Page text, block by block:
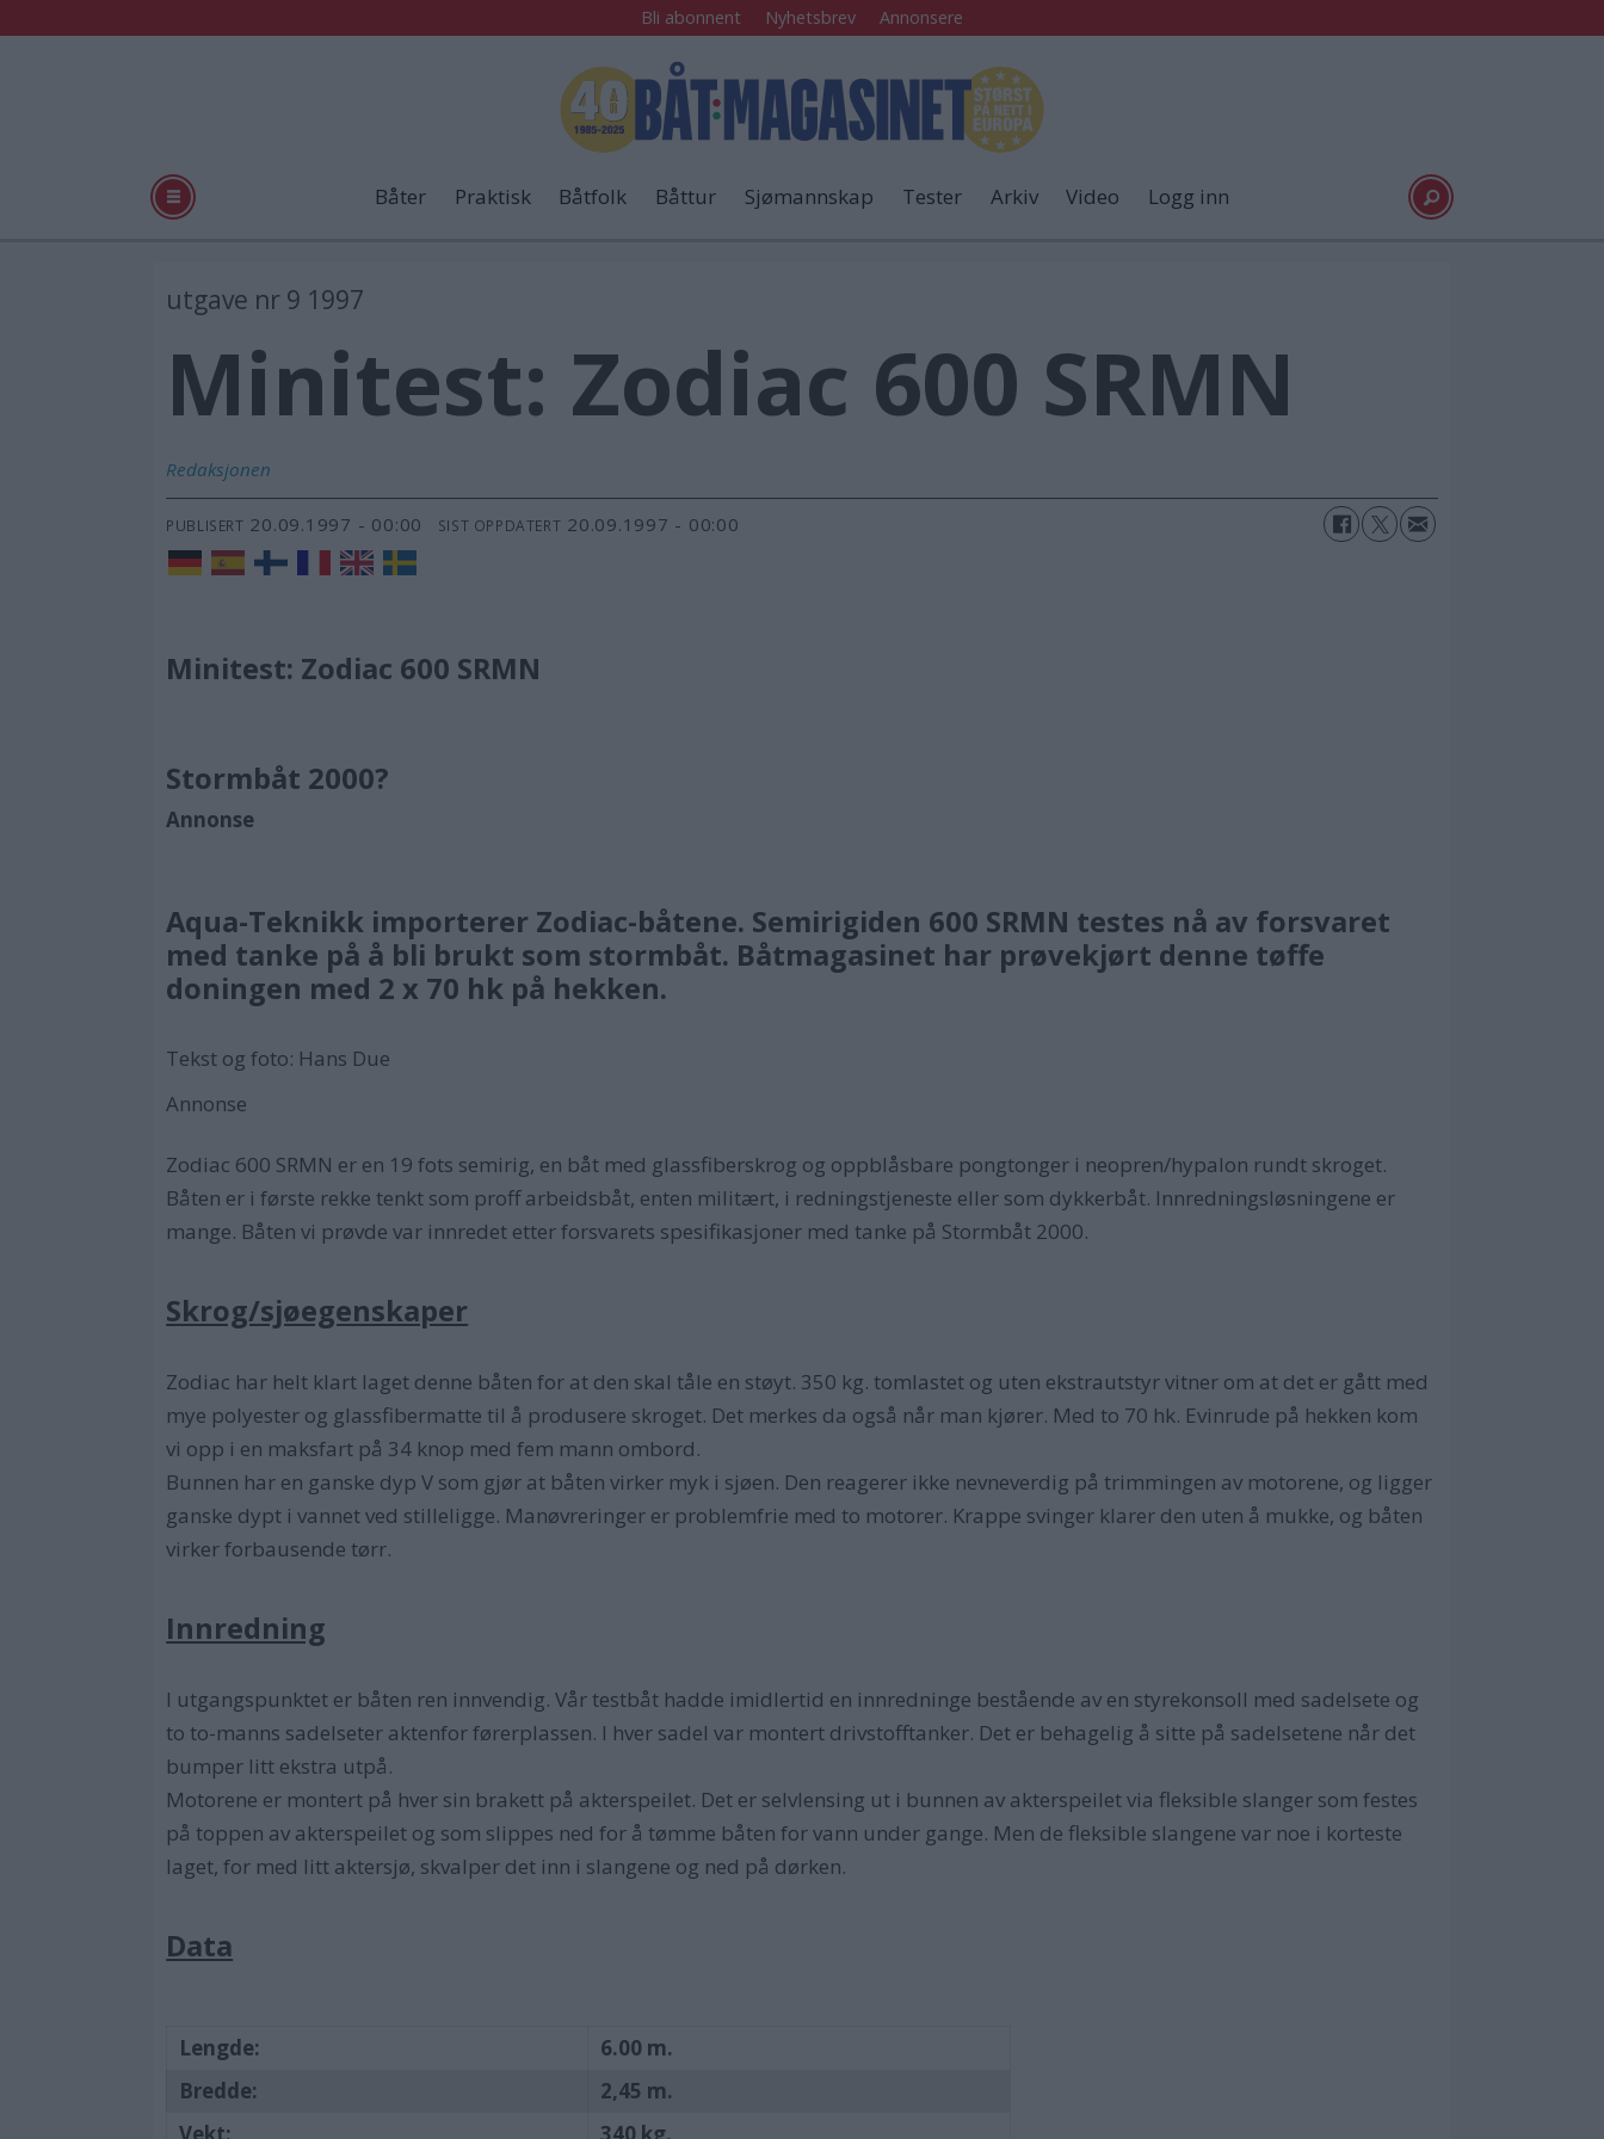
Bli abonnent Nyhetsbrev Annonsere
Båter Praktisk Båtfolk Båttur Sjømannskap Tester Arkiv Video Logg inn
utgave nr 9 1997
Minitest: Zodiac 600 SRMN
Redaksjonen
PUBLISERT 20.09.1997 - 00:00 SIST OPPDATERT 20.09.1997 - 00:00
Minitest: Zodiac 600 SRMN
Stormbåt 2000?
Annonse
Aqua-Teknikk importerer Zodiac-båtene. Semirigiden 600 SRMN testes nå av forsvaret
med tanke på å bli brukt som stormbåt. Båtmagasinet har prøvekjørt denne tøffe
doningen med 2 x 70 hk på hekken.
Tekst og foto: Hans Due
Annonse
Zodiac 600 SRMN er en 19 fots semirig, en båt med glassfiberskrog og oppblåsbare pongtonger i neopren/hypalon rundt skroget.
Båten er i første rekke tenkt som proff arbeidsbåt, enten militært, i redningstjeneste eller som dykkerbåt. Innredningsløsningene er
mange. Båten vi prøvde var innredet etter forsvarets spesifikasjoner med tanke på Stormbåt 2000.
Skrog/sjøegenskaper
Zodiac har helt klart laget denne båten for at den skal tåle en støyt. 350 kg. tomlastet og uten ekstrautstyr vitner om at det er gått med
mye polyester og glassfibermatte til å produsere skroget. Det merkes da også når man kjører. Med to 70 hk. Evinrude på hekken kom
vi opp i en maksfart på 34 knop med fem mann ombord.
Bunnen har en ganske dyp V som gjør at båten virker myk i sjøen. Den reagerer ikke nevneverdig på trimmingen av motorene, og ligger
ganske dypt i vannet ved stilleligge. Manøvreringer er problemfrie med to motorer. Krappe svinger klarer den uten å mukke, og båten
virker forbausende tørr.
Innredning
I utgangspunktet er båten ren innvendig. Vår testbåt hadde imidlertid en innredninge bestående av en styrekonsoll med sadelsete og
to to-manns sadelseter aktenfor førerplassen. I hver sadel var montert drivstofftanker. Det er behagelig å sitte på sadelsetene når det
bumper litt ekstra utpå.
Motorene er montert på hver sin brakett på akterspeilet. Det er selvlensing ut i bunnen av akterspeilet via fleksible slanger som festes
på toppen av akterspeilet og som slippes ned for å tømme båten for vann under gange. Men de fleksible slangene var noe i korteste
laget, for med litt aktersjø, skvalper det inn i slangene og ned på dørken.
Data
Lengde:
6.00 m.
Bredde:
2,45 m.